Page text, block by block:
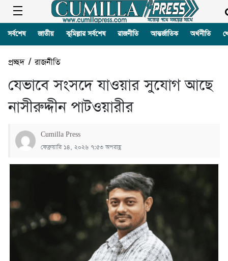
সর্বশেষ জাতীয় কুমিল্লার সর্বশেষ রাজনীতি আন্তর্জাতিক অর্থনীতি
প্রচ্ছদ/রাজনীতি
যেভাবে সংসদে যাওয়ার সুযোগ আছে
নাসীরুদ্দীন পাটওয়ারীর
Cumilla Press
ফেব্রুয়ারি ১৪, ২০২৬ ৭:৫৩ অপরাহ্ণ